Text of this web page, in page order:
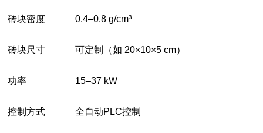
砖块密度 0.4–0.8 g/cm³
砖块尺寸 可定制（如 20×10×5 cm）
功率 15–37 kW
控制方式 全自动PLC控制